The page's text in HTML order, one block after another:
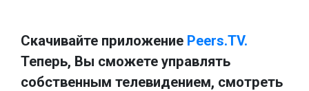
Скачивайте приложение Peers.TV.
Теперь, Вы сможете управлять
собственным телевидением, смотреть